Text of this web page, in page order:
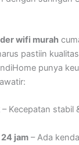
wifi murah
pastiin
punya
– Kecepatan stabil
jam – Ada